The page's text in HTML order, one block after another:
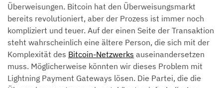
Überweisungen. Bitcoin hat den Überweisungsmarkt
bereits revolutioniert, aber der Prozess ist immer noch
kompliziert und teuer. Auf der einen Seite der Transaktion
steht wahrscheinlich eine ältere Person, die sich mit der
Komplexität des Bitcoin-Netzwerks auseinandersetzen
muss. Möglicherweise könnten wir dieses Problem mit
Lightning Payment Gateways lösen. Die Partei, die die